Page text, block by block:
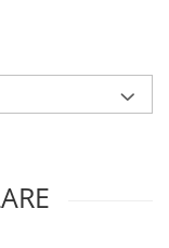
a vizualiza